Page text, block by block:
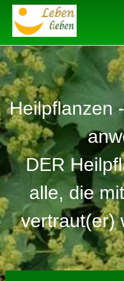
Heilpflanzen
DER
alle, die
vertraut(er)